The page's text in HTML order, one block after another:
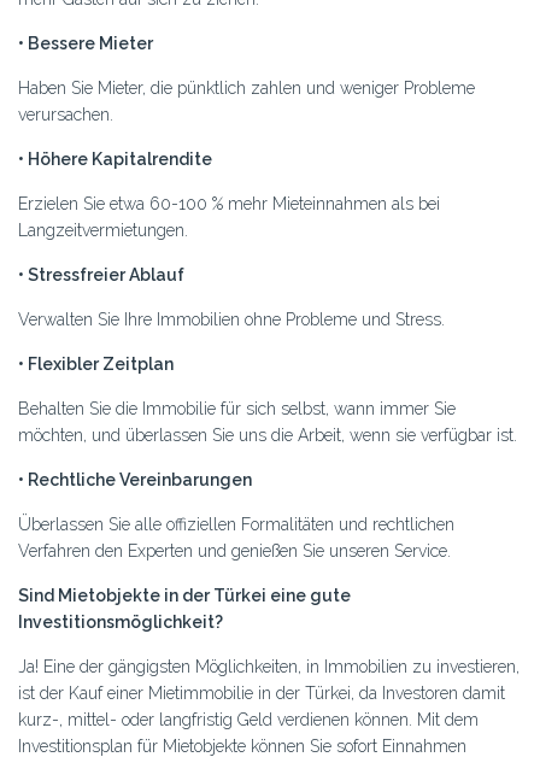
• Bessere Mieter
Haben Sie Mieter, die pünktlich zahlen und weniger Probleme
verursachen.
• Höhere Kapitalrendite
Erzielen Sie etwa 60-100 % mehr Mieteinnahmen als bei
Langzeitvermietungen.
• Stressfreier Ablauf
Verwalten Sie Ihre Immobilien ohne Probleme und Stress.
• Flexibler Zeitplan
Behalten Sie die Immobilie für sich selbst, wann immer Sie
möchten, und überlassen Sie uns die Arbeit, wenn sie verfügbar ist.
• Rechtliche Vereinbarungen
Überlassen Sie alle offiziellen Formalitäten und rechtlichen
Verfahren den Experten und genießen Sie unseren Service.
Sind Mietobjekte in der Türkei eine gute
Investitionsmöglichkeit?
Ja! Eine der gängigsten Möglichkeiten, in Immobilien zu investieren,
ist der Kauf einer Mietimmobilie in der Türkei, da Investoren damit
kurz-, mittel- oder langfristig Geld verdienen können. Mit dem
Investitionsplan für Mietobjekte können Sie sofort Einnahmen